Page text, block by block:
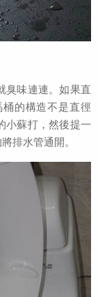
臭味連連。如果直
的構造不是直徑
小蘇打，然後提一
排水管通開。